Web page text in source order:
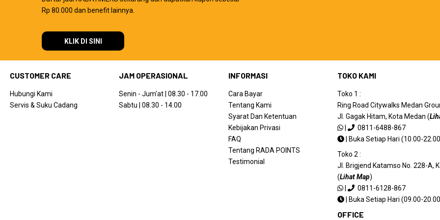
Rp 80.000 dan benefit lainnya.
KLIK DI SINI
CUSTOMER CARE
Hubungi Kami
Servis & Suku Cadang
JAM OPERASIONAL
Senin - Jum'at | 08.30 - 17.00
Sabtu | 08.30 - 14.00
INFORMASI
Cara Bayar
Tentang Kami
Syarat Dan Ketentuan
Kebijakan Privasi
FAQ
Tentang RADA POINTS
Testimonial
TOKO KAMI
Toko 1 :
Ring Road Citywalks Medan
Jl. Gagak Hitam, Kota Medan (
|
0811-6488-867
|
Buka Setiap Hari (10.00-
Toko 2 :
Jl. Brigjend Katamso No. 228-A,
(Lihat Map)
|
0811-6128-867
|
Buka Setiap Hari (09.00-
OFFICE